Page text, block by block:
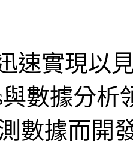
速實現以
與數據分
數據而開